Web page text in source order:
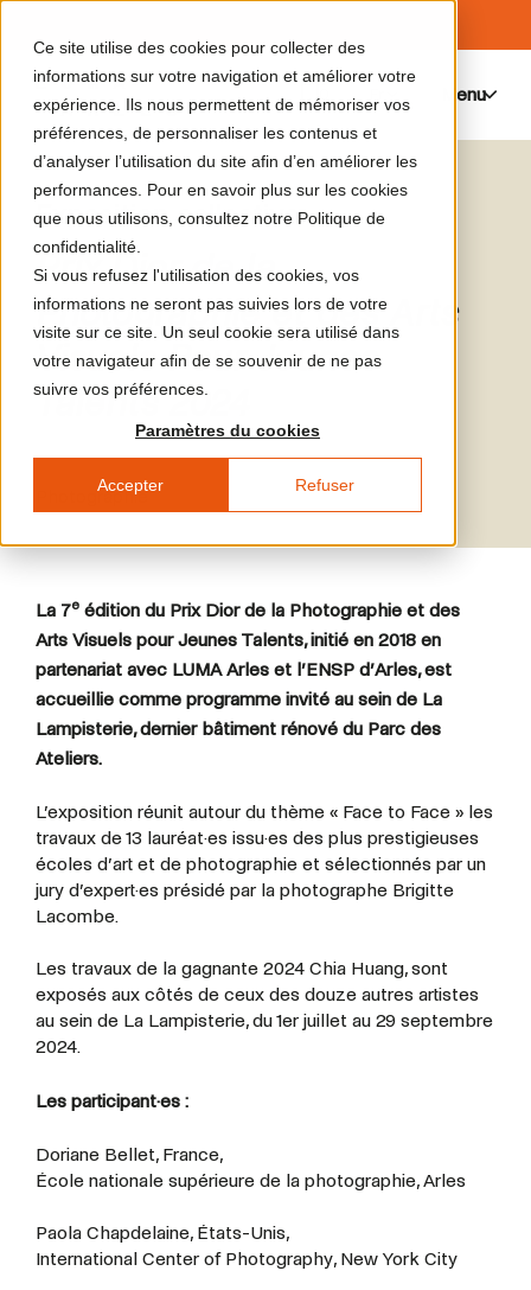
Ce site utilise des cookies pour collecter des
informations sur votre navigation et améliorer votre
expérience. Ils nous permettent de mémoriser vos
préférences, de personnaliser les contenus et
d’analyser l’utilisation du site afin d’en améliorer les
performances. Pour en savoir plus sur les cookies
que nous utilisons, consultez notre Politique de
confidentialité.
Si vous refusez l'utilisation des cookies, vos
informations ne seront pas suivies lors de votre
visite sur ce site. Un seul cookie sera utilisé dans
votre navigateur afin de se souvenir de ne pas
suivre vos préférences.
Paramètres du cookies
Accepter Refuser
Menu
Exposition collective
Prix Dior de la
Photographie et des Arts
Visuels Pour Jeunes
Talents 2024
Photographie
La 7e édition du Prix Dior de la Photographie et des
Arts Visuels pour Jeunes Talents, initié en 2018 en
partenariat avec LUMA Arles et l’ENSP d’Arles, est
accueillie comme programme invité au sein de La
Lampisterie, dernier bâtiment rénové du Parc des
Ateliers.
L’exposition réunit autour du thème « Face to Face » les
travaux de 13 lauréat·es issu·es des plus prestigieuses
écoles d’art et de photographie et sélectionnés par un
jury d’expert·es présidé par la photographe Brigitte
Lacombe.
Les travaux de la gagnante 2024 Chia Huang, sont
exposés aux côtés de ceux des douze autres artistes
au sein de La Lampisterie, du 1er juillet au 29 septembre
2024.
Les participant·es :
Doriane Bellet, France,
École nationale supérieure de la photographie, Arles
Paola Chapdelaine, États-Unis,
International Center of Photography, New York City